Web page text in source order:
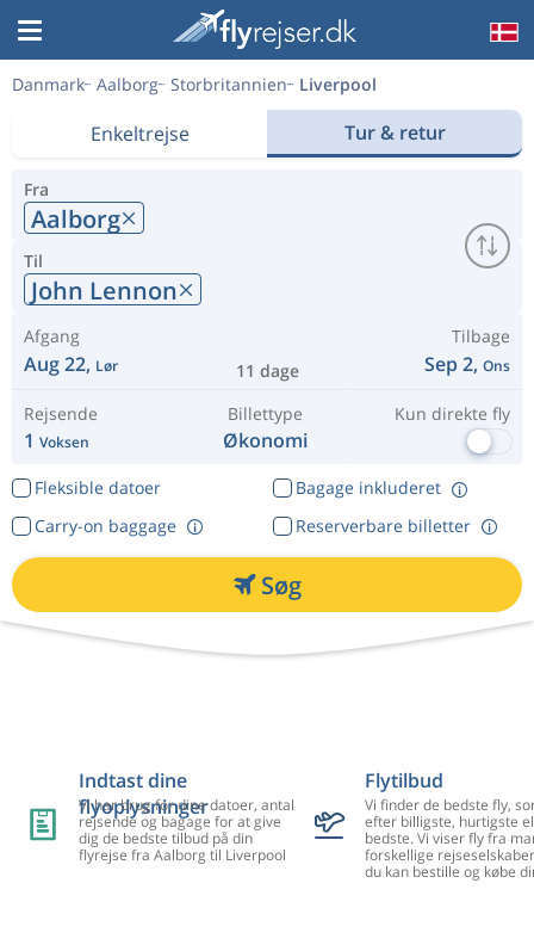
Danmark Aalborg Storbritannien Liverpool
Enkeltrejse Tur & retur
Fra
Aalborg
Til
John Lennon
Afgang
Aug 22, Lør 11 dage
Tilbage
Sep 2, Ons
Rejsende
1 Voksen
Billettype
Økonomi
Kun direkte fly
Fleksible datoer
Bagage inkluderet
Reserverbare billetter
Carry-on baggage
Søg
Indtast dine
flyoplysninger
Vi har brug for dine datoer, antal
rejsende og bagage for at give
dig de bedste tilbud på din
flyrejse fra Aalborg til Liverpool
Flytilbud
Vi finder de bedste fly,
efter billigste, hurtigste
bedste. Vi viser fly fra
forskellige
du kan bestille og købe